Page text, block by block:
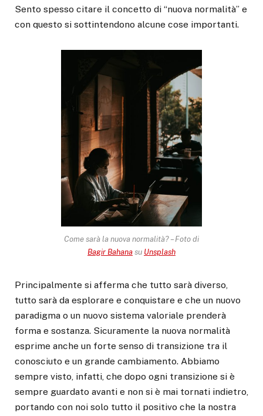
Sento spesso citare il concetto di “nuova normalità” e
con questo si sottintendono alcune cose importanti.
Come sarà la nuova normalità? – Foto di
Bagir Bahana su Unsplash
Principalmente si afferma che tutto sarà diverso,
tutto sarà da esplorare e conquistare e che un nuovo
paradigma o un nuovo sistema valoriale prenderà
forma e sostanza. Sicuramente la nuova normalità
esprime anche un forte senso di transizione tra il
conosciuto e un grande cambiamento. Abbiamo
sempre visto, infatti, che dopo ogni transizione si è
sempre guardato avanti e non si è mai tornati indietro,
portando con noi solo tutto il positivo che la nostra